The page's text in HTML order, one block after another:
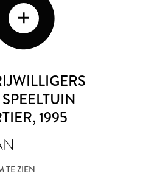
, 1995
TE ZIEN